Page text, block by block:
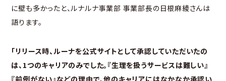
に壁も多かったと、ルナルナ事業部 事業部長の日根麻綾さんは
語ります。
「リリース時、ルーナを公式サイトとして承認していただいたの
は、1つのキャリアのみでした。『生理を扱うサービスは難しい』